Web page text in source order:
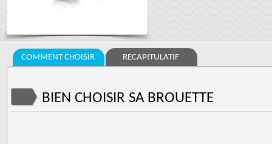
COMMENT CHOISIR RECAPITULATIF
BIEN CHOISIR SA BROUETTE